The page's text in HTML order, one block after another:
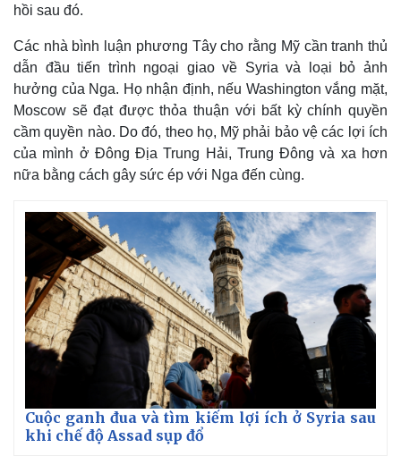
Kinh tế
Bất động sản
Khởi nghiệp
Thị trường
Giá vàng
Tiêu dùng
Tỷ giá
Chứng khoán
Giá cà phê
hồi sau đó.
Các nhà bình luận phương Tây cho rằng Mỹ cần tranh thủ
dẫn đầu tiến trình ngoại giao về Syria và loại bỏ ảnh
hưởng của Nga. Họ nhận định, nếu Washington vắng mặt,
Moscow sẽ đạt được thỏa thuận với bất kỳ chính quyền
cầm quyền nào. Do đó, theo họ, Mỹ phải bảo vệ các lợi ích
của mình ở Đông Địa Trung Hải, Trung Đông và xa hơn
nữa bằng cách gây sức ép với Nga đến cùng.
Cuộc ganh đua và tìm kiếm lợi ích ở Syria sau
khi chế độ Assad sụp đổ